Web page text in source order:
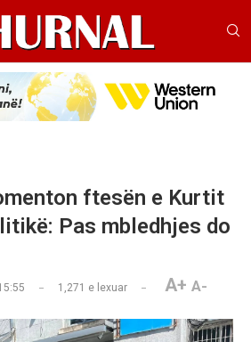
ftesën e Kurtit
Pas mbledhjes do
1,271 e lexuar A+ A-